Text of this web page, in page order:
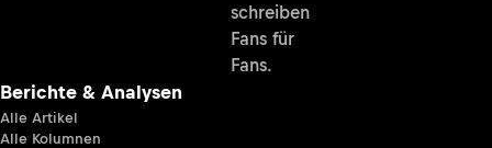
schreiben
Fans für
Fans.
Berichte & Analysen
Alle Artikel
Alle Kolumnen